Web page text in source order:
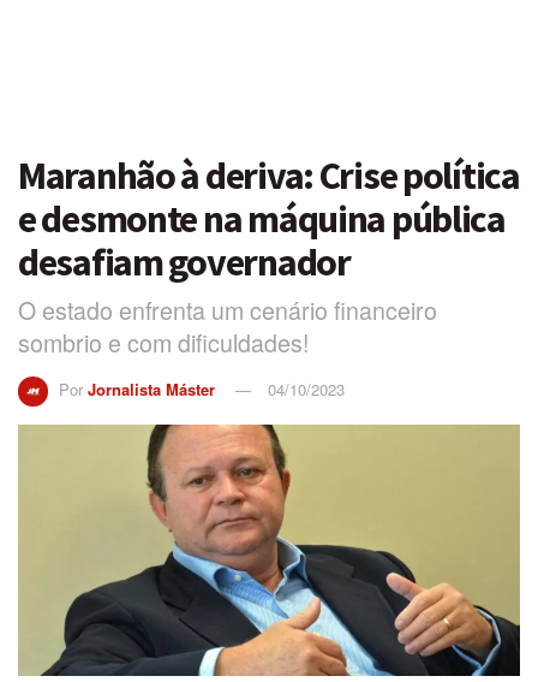
Maranhão à deriva: Crise política
e desmonte na máquina pública
desafiam governador
O estado enfrenta um cenário financeiro
sombrio e com dificuldades!
Por Jornalista Máster 04/10/2023